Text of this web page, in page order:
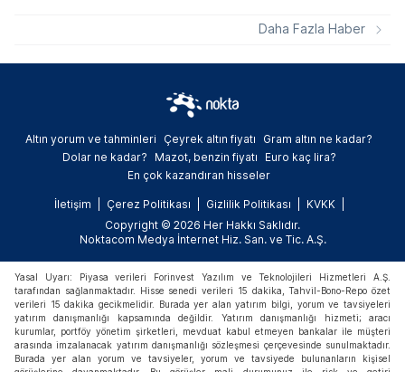
kadar pek çok alanda aşamalı yasaklar
Daha Fazla Haber
Altın yorum ve tahminleri Çeyrek altın fiyatı
Gram altın ne kadar?
Dolar ne kadar?
Mazot, benzin fiyatı
Euro kaç lira?
En çok kazandıran hisseler
İletişim Çerez Politikası Gizlilik Politikası
KVKK
Copyright © 2026 Her Hakkı Saklıdır.
Noktacom Medya İnternet Hiz. San. ve Tic. A.Ş.
Yasal Uyarı: Piyasa verileri Forinvest Yazılım ve Teknolojileri Hizmetleri A.Ş.
tarafından sağlanmaktadır. Hisse senedi verileri 15 dakika, Tahvil-Bono-Repo özet
verileri 15 dakika gecikmelidir. Burada yer alan yatırım bilgi, yorum ve tavsiyeleri
yatırım danışmanlığı kapsamında değildir. Yatırım danışmanlığı hizmeti; aracı
kurumlar, portföy yönetim şirketleri, mevduat kabul etmeyen bankalar ile müşteri
arasında imzalanacak yatırım danışmanlığı sözleşmesi çerçevesinde sunulmaktadır.
Burada yer alan yorum ve tavsiyeler, yorum ve tavsiyede bulunanların kişisel